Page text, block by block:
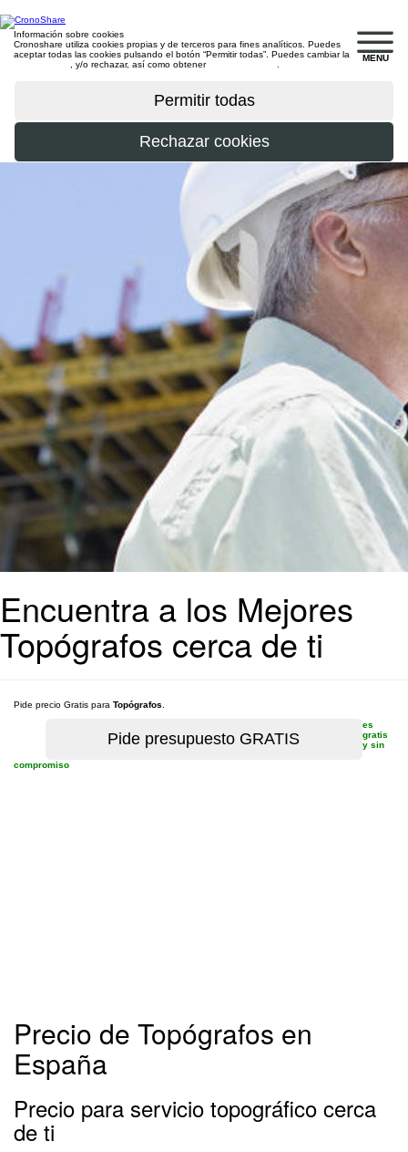
MENU
Información sobre cookies
Cronoshare utiliza cookies propias y de terceros para fines analíticos. Puedes
aceptar todas las cookies pulsando el botón “Permitir todas”. Puedes cambiar la
, y/o rechazar, así como obtener
Encuentra a los Mejores
Topógrafos cerca de ti
Pide precio Gratis para Topógrafos
es
gratis
y sin
compromiso
Precio de Topógrafos en
España
Precio para servicio topográfico cerca
de ti